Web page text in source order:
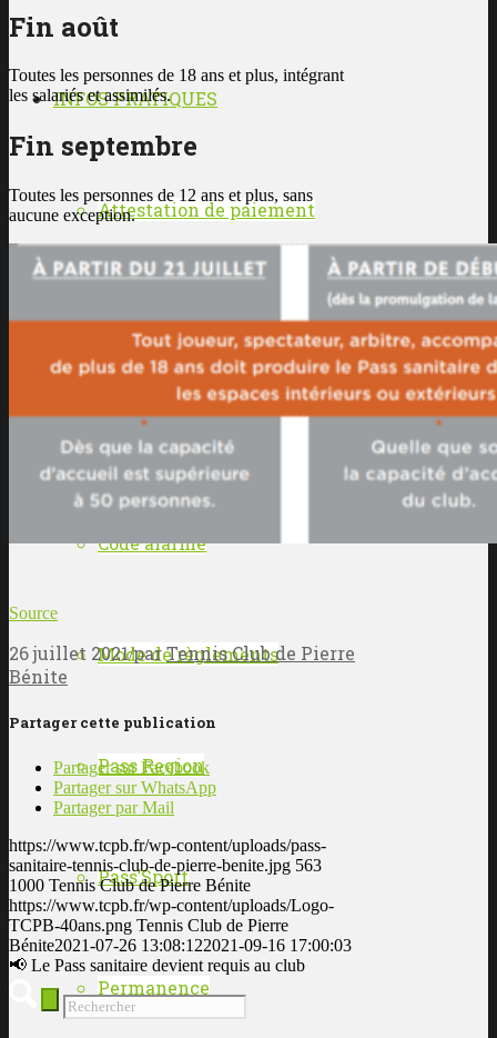
INFOS PRATIQUES
Attestation de paiement
Championnats par équipes
Certificat médical
Code alarme
Mode de règlements
Pass Region
Pass’Sport
Permanence
Fin août
Toutes les personnes de 18 ans et plus, intégrant
les salariés et assimilés.
Fin septembre
Toutes les personnes de 12 ans et plus, sans
aucune exception.
Source
26 juillet 2021/parTennis Club de Pierre
Bénite
Partager cette publication
Partager sur Facebook
Partager sur WhatsApp
Partager par Mail
https://www.tcpb.fr/wp-content/uploads/pass-
sanitaire-tennis-club-de-pierre-benite.jpg 563
1000 Tennis Club de Pierre Bénite
https://www.tcpb.fr/wp-content/uploads/Logo-
TCPB-40ans.png Tennis Club de Pierre
Bénite2021-07-26 13:08:122021-09-16 17:00:03
📢 Le Pass sanitaire devient requis au club